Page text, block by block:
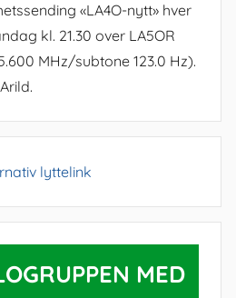
«LA4O-nytt» hver
kl. 21.30 over LA5OR
MHz/subtone 123.0 Hz).
lyttelink
MED